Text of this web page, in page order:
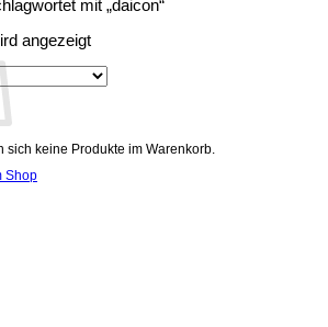
sich keine Produkte im Warenkorb.
Shop
mit „daicon“
angezeigt